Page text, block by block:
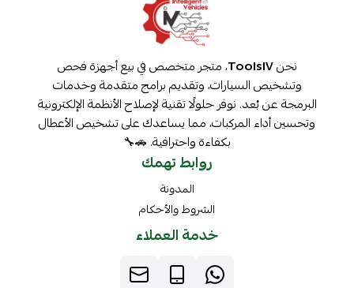
نحنToolsIV، متجر متخصص في بيع أجهزة فحص
وتشخيص السيارات، وتقديم برامج متقدمة وخدمات
البرمجة عن بُعد. نوفر حلولًا تقنية لإصلاح الأنظمة الإلكترونية
وتحسين أداء المركبات، مما يساعدك على تشخيص الأعطال
بكفاءة واحترافية. 🚗🔧
روابط تهمك
المدونة
الشروط والأحكام
خدمة العملاء